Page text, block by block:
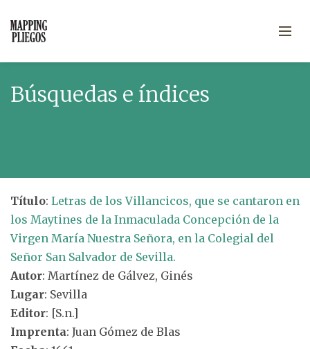
Búsquedas e índices
Título: Letras de los Villancicos, que se cantaron en
los Maytines de la Inmaculada Concepción de la
Virgen María Nuestra Señora, en la Colegial del
Señor San Salvador de Sevilla.
Autor: Martínez de Gálvez, Ginés
Lugar: Sevilla
Editor: [S.n.]
Imprenta: Juan Gómez de Blas